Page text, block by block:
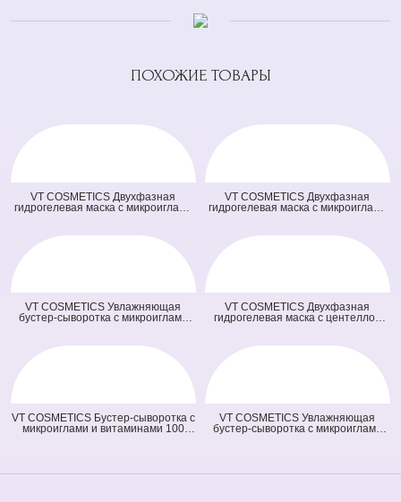
ПОХОЖИЕ ТОВАРЫ
VT COSMETICS Двухфазная
гидрогелевая маска с микроиглами
(оранжевая) (33 гр + 1,5 гр)
VT COSMETICS Двухфазная
гидрогелевая маска с микроиглами
зеленая) (33 гр + 1,5 гр)
VT COSMETICS Увлажняющая
бустер-сыворотка с микроиглами
VT COSMETICS Двухфазная
гидрогелевая маска с центеллой
VT COSMETICS Бустер-сыворотка с
микроиглами и витаминами 100
VT COSMETICS Увлажняющая
бустер-сыворотка с микроиглами